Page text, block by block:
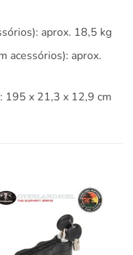
aprox. 18,5 kg
acessórios): aprox.
195 x 21,3 x 12,9 cm